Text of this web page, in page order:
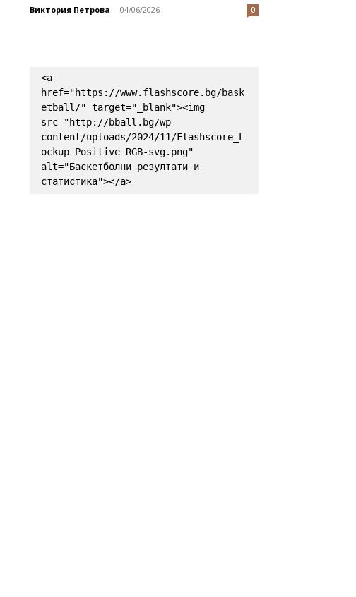
Виктория Петрова - 04/06/2026 0
<a
href="https://www.flashscore.bg/bask
etball/" target="_blank"><img
src="http://bball.bg/wp-
content/uploads/2024/11/Flashscore_L
ockup_Positive_RGB-svg.png"
alt="Баскетболни резултати и
статистика"></a>